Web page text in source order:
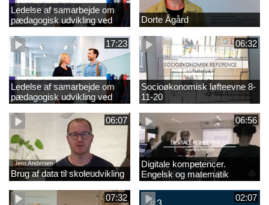
Ledelse af samarbejde om
pædagogisk udvikling ved
EVA 18-11-20
Dorte Ågård
17:23
Ledelse af samarbejde om
pædagogisk udvikling ved
EVA
06:32
Socioøkonomisk løfteevne 8-
11-20
06:07
Brug af data til skoleudvikling
06:56
Digitale kompetencer.
Engelsk og matematik
07:32 02:07